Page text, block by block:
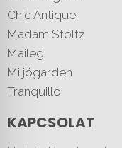
Chic Antique
Madam Stoltz
Maileg
Miljögarden
Tranquillo
KAPCSOLAT